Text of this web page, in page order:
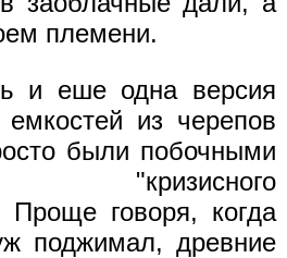
племени.
и еше одна версия
емкостей из черепов
были побочными
"кризисного
Проще говоря, когда
поджимал, древние